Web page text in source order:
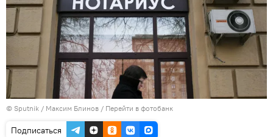
© Sputnik / Максим Блинов / Перейти в фотобанк
Подписаться